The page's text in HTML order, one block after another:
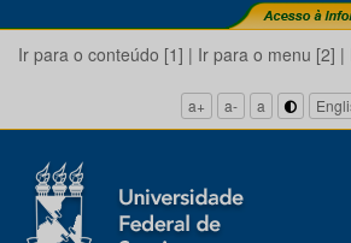
Ir para o conteúdo [1] | Ir para o menu [2] |
a+ a- a